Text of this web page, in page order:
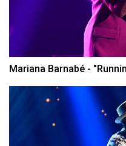
Mariana Barnabé -